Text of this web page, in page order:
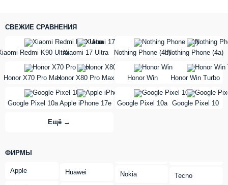
СВЕЖИЕ СРАВНЕНИЯ
Redmi K90 Ultra
vs
Xiaomi 17 Ultra
Nothing Phone (4b)
vs
Nothing Phone (4a)
Honor X70 Pro Max
vs
Honor X80 Pro Max
Honor Win
vs
Honor Win Turbo
Google Pixel 10a
vs
Apple iPhone 17e
Google Pixel 10a
vs
Google Pixel 10
Ещё →
ФИРМЫ
Apple Huawei Nokia Tecno